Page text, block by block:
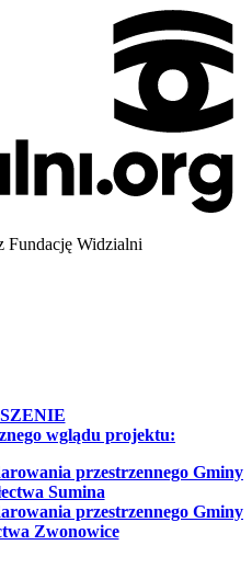
Fundację Widzialni
wglądu projektu:
przestrzennego Gminy
Sumina
przestrzennego Gminy
Zwonowice